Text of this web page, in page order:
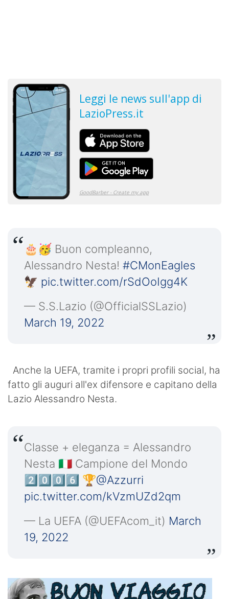
🎂🥳 Buon compleanno,
Alessandro Nesta! #CMonEagles
🦅 pic.twitter.com/rSdOoIgg4K
— S.S.Lazio (@OfficialSSLazio)
March 19, 2022
Anche la UEFA, tramite i propri profili social, ha
fatto gli auguri all'ex difensore e capitano della
Lazio Alessandro Nesta.
Classe + eleganza = Alessandro
Nesta 🇮🇹 Campione del Mondo
2⃣0⃣0⃣6⃣ 🏆@Azzurri
pic.twitter.com/kVzmUZd2qm
— La UEFA (@UEFAcom_it) March
19, 2022